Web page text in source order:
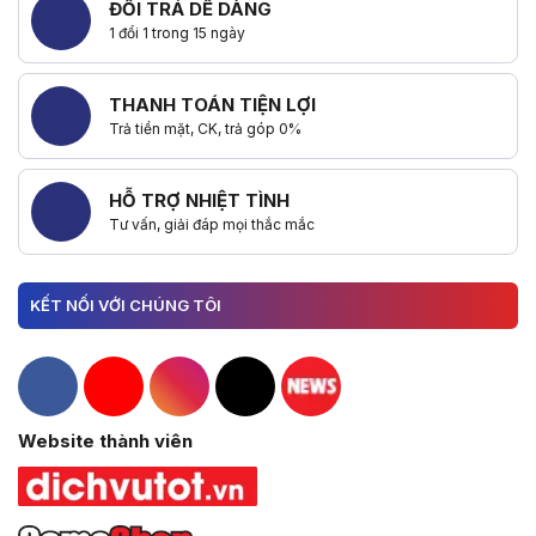
ĐỔI TRẢ DỄ DÀNG
1 đổi 1 trong 15 ngày
THANH TOÁN TIỆN LỢI
Trả tiền mặt, CK, trả góp 0%
HỖ TRỢ NHIỆT TÌNH
Tư vấn, giải đáp mọi thắc mắc
KẾT NỐI VỚI CHÚNG TÔI
Hacom Facebook
Hacom YouTube
Hacom Instagram
Hacom TikTok
Website thành viên